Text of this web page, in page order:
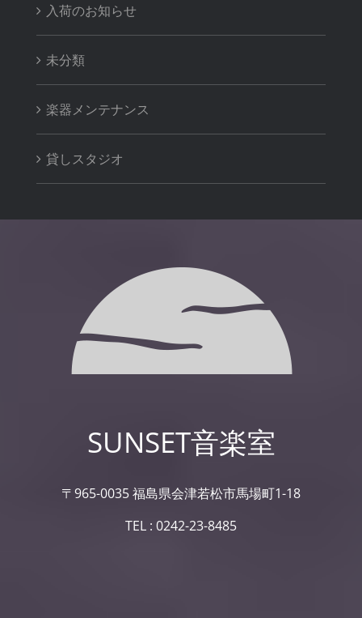
入荷のお知らせ
未分類
楽器メンテナンス
貸しスタジオ
SUNSET音楽室
〒965-0035 福島県会津若松市馬場町1-18
TEL : 0242-23-8485